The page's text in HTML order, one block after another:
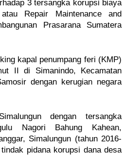
3 tersangka korupsi biaya
Repair Maintenance and
Prasarana Sumatera
kapal penumpang feri (KMP)
II di Simanindo, Kecamatan
dengan kerugian negara
dengan tersangka
Nagori Bahung Kahean,
Simalungun (tahun 2016-
pidana korupsi dana desa